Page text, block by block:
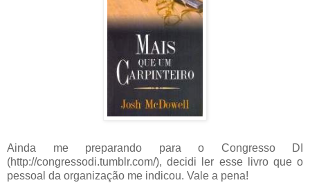
Ainda me preparando para o Congresso DI
(http://congressodi.tumblr.com/), decidi ler esse livro que o
pessoal da organização me indicou. Vale a pena!